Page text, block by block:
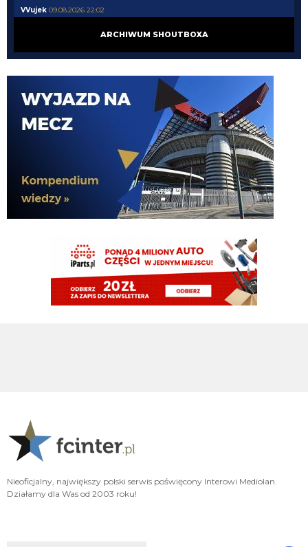
VVujek 09.08.2026 22:02
VVujek 09.08.2026 22:02
Endru wyzywający ludzi od kretynów itp to takie komiczne
VVujek 09.08.2026 22:00
Lepsze to niż błagać o powrót do grupy z której cię wyebali Xd
09.08.2026 21:51
Miłośnik i wielbiciel wielkich murzynów sidibe singo pepe a teraz Norton
cuffy oto niejaki wujek, sodomitax zboczeniec
Endru 09.08.2026 21:31
I dalej chcą, a ty kretynie chciałes sidibe i pepe
09.08.2026 21:24
Spence z Tottenhamu 0 g 0 asyst a wielu go tu chciało.
09.08.2026 21:23
słabość VVujka do czarnych jest już legendarna
Klinsi64
09.08.2026 21:01
fajne śmiganie Nortona Puffy
Klinsi64 09.08.2026 21:00
ARCHIWUM SHOUTBOXA
Nieoficjalny, największy polski serwis poświęcony Interowi Mediolan.
Działamy dla Was od 2003 roku!